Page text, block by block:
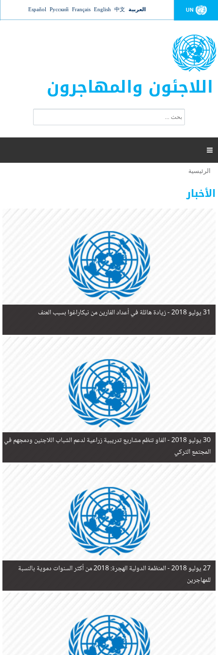
Jump to navigation UN العربية 中文
English
Français
Русский
Español
اللاجئون والمهاجرون
ت
ر
ب

أنت
هنا
الرئيسية
الأخبار
العام
31 يوليو 2018 - زيادة هائلة في أعداد الفارين من نيكاراغوا بسبب العنف
30 يوليو 2018 -
الفاو تنظم مشاريع تدريبية زراعية لدعم الشباب اللاجئين ودمجهم في
المجتمع التركي
27 يوليو 2018 -
المنظمة الدولية الهجرة: 2018 من أكثر السنوات دموية بالنسبة
للمهاجرين